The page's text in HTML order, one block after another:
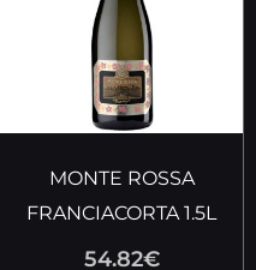
MONTE ROSSA
FRANCIACORTA 1.5L
54.82€